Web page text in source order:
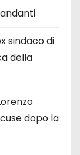
sindaco di
della
dopo la